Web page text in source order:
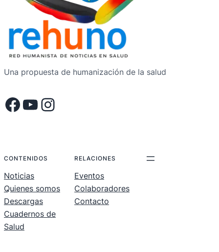
Una propuesta de humanización de la salud
Facebook YouTube Instagram
CONTENIDOS
Noticias
Quienes somos
Descargas
Cuadernos de
Salud
RELACIONES
Eventos
Colaboradores
Contacto